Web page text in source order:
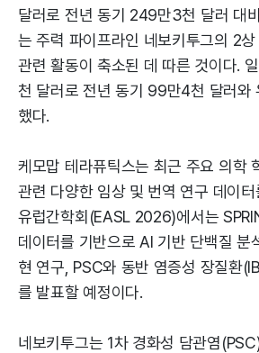
달러로 전년 동기 249만3천 달러 대
는 주력 파이프라인 네보키투그의 2상
관련 활동이 축소된 데 따른 것이다.
천 달러로 전년 동기 99만4천 달러와
했다.
케모맙 테라퓨틱스는 최근 주요 의학
관련 다양한 임상 및 번역 연구 데이
유럽간학회(EASL 2026)에서는
데이터를 기반으로 AI 기반 단백질 분
현 연구, PSC와 동반 염증성 장질환
를 발표할 예정이다.
네보키투그는 1차 경화성 담관염